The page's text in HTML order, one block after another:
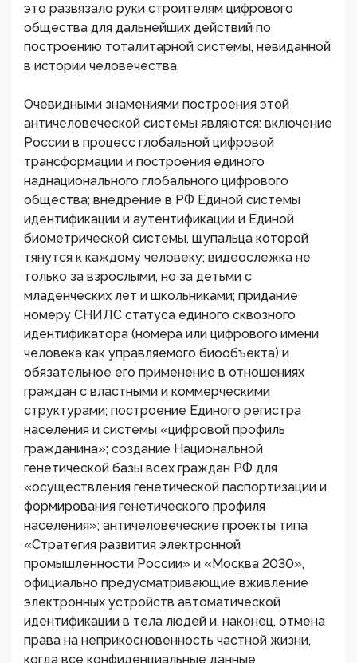
это развязало руки строителям цифрового
общества для дальнейших действий по
построению тоталитарной системы, невиданной
в истории человечества.
Очевидными знамениями построения этой
античеловеческой системы являются: включение
России в процесс глобальной цифровой
трансформации и построения единого
наднационального глобального цифрового
общества; внедрение в РФ Единой системы
идентификации и аутентификации и Единой
биометрической системы, щупальца которой
тянутся к каждому человеку; видеослежка не
только за взрослыми, но за детьми с
младенческих лет и школьниками; придание
номеру СНИЛС статуса единого сквозного
идентификатора (номера или цифрового имени
человека как управляемого биообъекта) и
обязательное его применение в отношениях
граждан с властными и коммерческими
структурами; построение Единого регистра
населения и системы «цифровой профиль
гражданина»; создание Национальной
генетической базы всех граждан РФ для
«осуществления генетической паспортизации и
формирования генетического профиля
населения»; античеловеческие проекты типа
«Стратегия развития электронной
промышленности России» и «Москва 2030»,
официально предусматривающие вживление
электронных устройств автоматической
идентификации в тела людей и, наконец, отмена
права на неприкосновенность частной жизни,
когда все конфиденциальные данные